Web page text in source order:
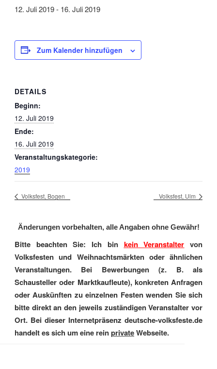
12. Juli 2019- 16. Juli 2019
Zum Kalender hinzufügen
DETAILS
Beginn:
12. Juli 2019
Ende:
16. Juli 2019
Veranstaltungskategorie:
2019
Volksfest, Bogen Volksfest, Ulm
Änderungen vorbehalten, alle Angaben ohne Gewähr!
Bitte beachten Sie: Ich bin kein Veranstalter von
Volksfesten und Weihnachtsmärkten oder ähnlichen
Veranstaltungen. Bei Bewerbungen (z. B. als
Schausteller oder Marktkaufleute), konkreten Anfragen
oder Auskünften zu einzelnen Festen wenden Sie sich
bitte direkt an den jeweils zuständigen Veranstalter vor
Ort. Bei dieser Internetpräsenz deutsche-volksfeste.de
handelt es sich um eine reinprivateWebseite.